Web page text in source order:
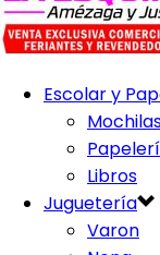
Escolar y
Libros
Juguetería
Varon